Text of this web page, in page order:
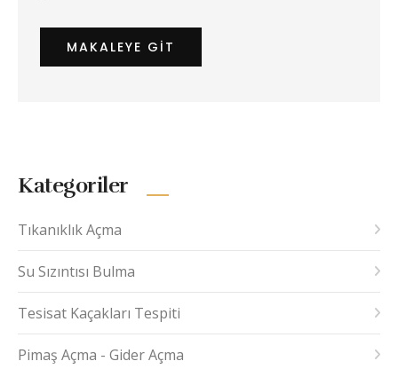
MAKALEYE GIT
Kategoriler
Tıkanıklık Açma
Su Sızıntısı Bulma
Tesisat Kaçakları Tespiti
Pimaş Açma - Gider Açma